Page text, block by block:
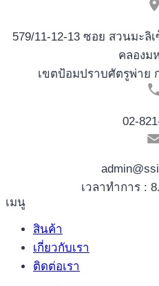
579/11-12-13 ซอย สวนมะลิ
คลองม
เขตป้อมปราบศัตรูพ่าย
02-
เวลาทำการ :
เมนู
สินค้า
เกี่ยวกับเรา
ติดต่อเรา